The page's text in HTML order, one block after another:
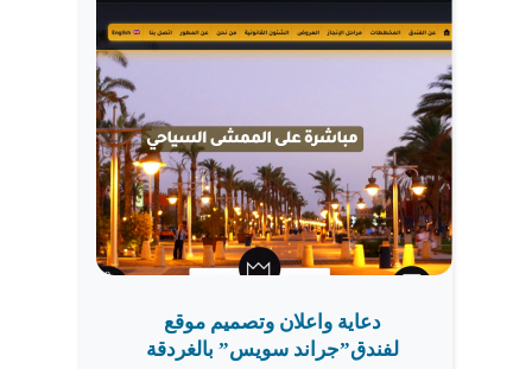
دعاية واعلان وتصميم موقع
لفندق”جراند سويس” بالغردقة